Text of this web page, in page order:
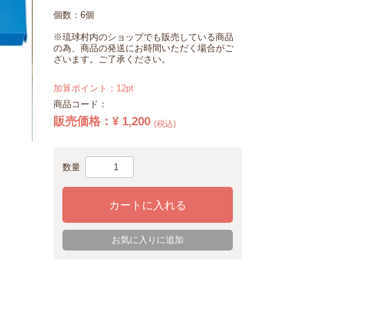
個数：6個
※琉球村内のショップでも販売している商品
の為、商品の発送にお時間いただく場合がご
ざいます。ご了承ください。
加算ポイント： 12pt
商品コード：
販売価格： ¥ 1,200 (税込)
数量
カートに入れる
お気に入りに追加